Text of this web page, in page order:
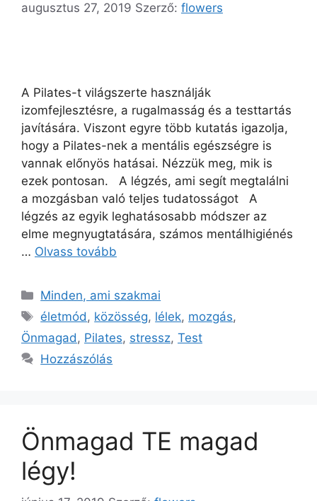
augusztus 27, 2019 Szerző: flowers
A Pilates-t világszerte használják
izomfejlesztésre, a rugalmasság és a testtartás
javítására. Viszont egyre több kutatás igazolja,
hogy a Pilates-nek a mentális egészségre is
vannak előnyös hatásai. Nézzük meg, mik is
ezek pontosan. A légzés, ami segít megtalálni
a mozgásban való teljes tudatosságot A
légzés az egyik leghatásosabb módszer az
elme megnyugtatására, számos mentálhigiénés
… Olvass tovább
Minden, ami szakmai
életmód, közösség, lélek, mozgás,
Önmagad, Pilates, stressz, Test
Hozzászólás
Önmagad TE magad
légy!